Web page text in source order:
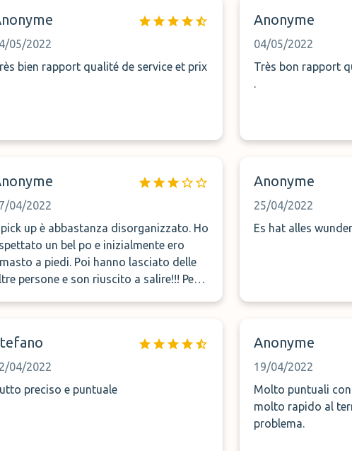
05/2022
bien rapport qualité de service et prix
Anonyme
04/05/2022
Très bon rapport
.
04/2022
up è abbastanza disorganizzato. Ho
un bel po e inizialmente ero
a piedi. Poi hanno lasciato delle
persone e son riuscito a salire!!! Per il
Anonyme
25/04/2022
Es hat alles
04/2022
preciso e puntuale
Anonyme
19/04/2022
Molto puntuali
molto rapido al
problema.